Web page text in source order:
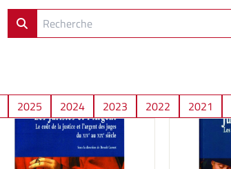
2025 2024 2023 2022 2021